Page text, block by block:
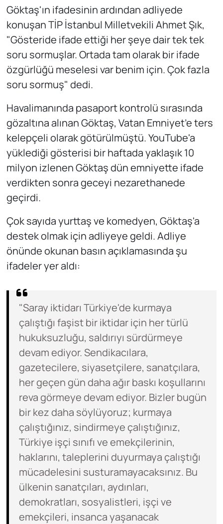
Göktaş'ın ifadesinin ardından adliyede
konuşan TİP İstanbul Milletvekili Ahmet Şık,
"Gösteride ifade ettiği her şeye dair tek tek
soru sormuşlar. Ortada tam olarak bir ifade
özgürlüğü meselesi var benim için. Çok fazla
soru sormuş" dedi.
Havalimanında pasaport kontrolü sırasında
gözaltına alınan Göktaş, Vatan Emniyet’e ters
kelepçeli olarak götürülmüştü. YouTube'a
yüklediği gösterisi bir haftada yaklaşık 10
milyon izlenen Göktaş dün emniyette ifade
verdikten sonra geceyi nezarethanede
geçirdi.
Çok sayıda yurttaş ve komedyen, Göktaş'a
destek olmak için adliyeye geldi. Adliye
önünde okunan basın açıklamasında şu
ifadeler yer aldı:
"Saray iktidarı Türkiye'de kurmaya
çalıştığı faşist bir iktidar için her türlü
hukuksuzluğu, saldırıyı sürdürmeye
devam ediyor. Sendikacılara,
gazetecilere, siyasetçilere, sanatçılara,
her geçen gün daha ağır baskı koşullarını
reva görmeye devam ediyor. Bizler bugün
bir kez daha söylüyoruz; kurmaya
çalıştığınız, sindirmeye çalıştığınız,
Türkiye işçi sınıfı ve emekçilerinin,
haklarını, taleplerini duyurmaya çalıştığı
mücadelesini susturamayacaksınız. Bu
ülkenin sanatçıları, aydınları,
demokratları, sosyalistleri, işçi ve
emekçileri, insanca yaşanacak